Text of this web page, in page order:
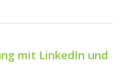
mit LinkedIn und